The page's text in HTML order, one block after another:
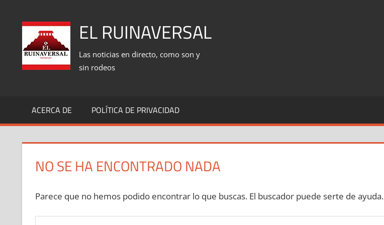
contenido
EL RUINAVERSAL
Las noticias en directo, como son y
sin rodeos
ACERCA DE POLÍTICA DE PRIVACIDAD
NO SE HA ENCONTRADO NADA
Parece que no hemos podido encontrar lo que buscas. El buscador puede serte de ayuda.